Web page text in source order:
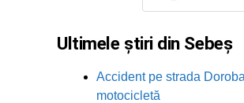
Ultimele știri din Sebeș
Accident pe strada
motocicletă